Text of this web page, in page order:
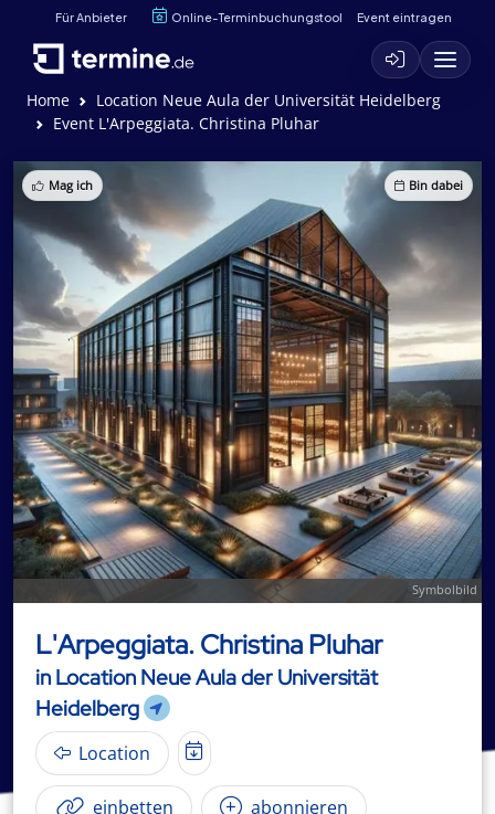
Für Anbieter Online-Terminbuchungstool Event eintragen
Home
Location Neue Aula der Universität Heidelberg
Event L'Arpeggiata. Christina Pluhar
Mag ich Bin dabei
Symbolbild
L'Arpeggiata. Christina Pluhar
in Location Neue Aula der Universität
Heidelberg
Location
einbetten abonnieren